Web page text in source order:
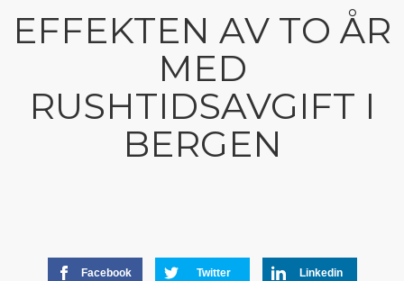
EFFEKTEN AV TO ÅR
MED
RUSHTIDSAVGIFT I
BERGEN
Facebook Twitter Linkedin